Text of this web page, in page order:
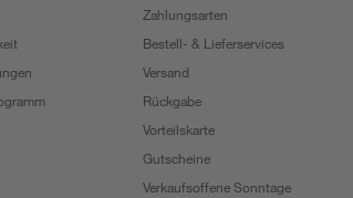
Zahlungsarten
Bestell- & Lieferservices
Versand
Rückgabe
Vorteilskarte
Gutscheine
Verkaufsoffene Sonntage